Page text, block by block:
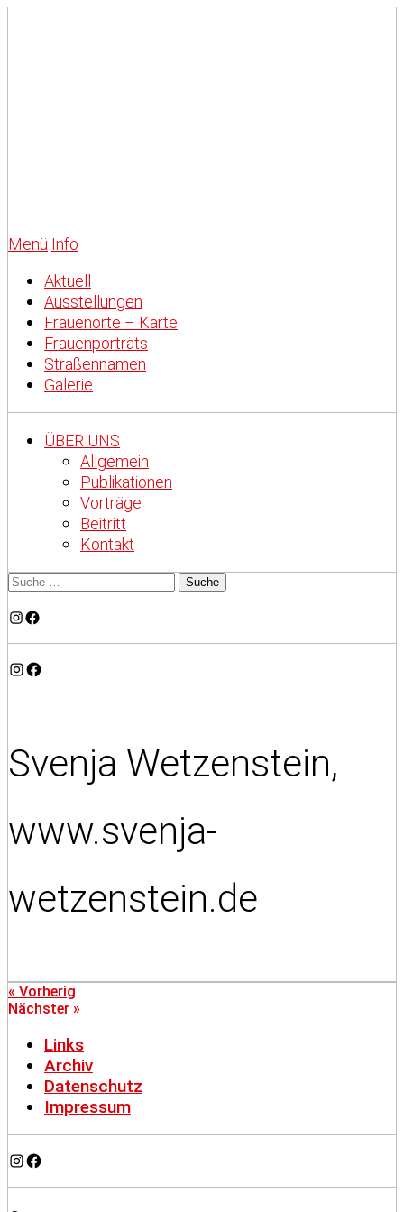
Menü Info
Aktuell
Ausstellungen
Frauenorte – Karte
Frauenporträts
Straßennamen
Galerie
ÜBER UNS
Allgemein
Publikationen
Vorträge
Beitritt
Kontakt
Instagram
Facebook
Instagram
Facebook
Svenja Wetzenstein,
www.svenja-
wetzenstein.de
« Vorherig
Nächster »
Links
Archiv
Datenschutz
Impressum
Instagram
Facebook